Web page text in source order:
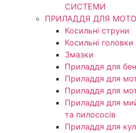
СИСТЕМИ
ПРИЛАДДЯ ДЛЯ
Косильні струни
Косильні головки
Змазки
Приладдя для
Приладдя для
Приладдя для
Приладдя для
та пилососів
Приладдя для